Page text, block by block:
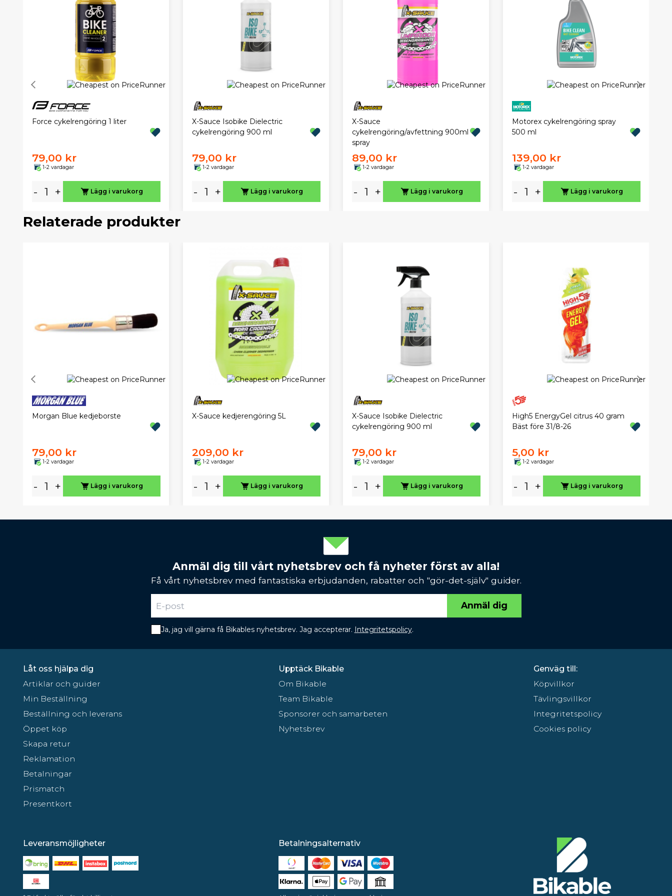
Force cykelrengöring 1 liter
79,00 kr
1-2 vardagar
- + Lägg i varukorg
X-Sauce Isobike Dielectric
cykelrengöring 900 ml
79,00 kr
1-2 vardagar
- + Lägg i varukorg
X-Sauce
cykelrengöring/avfettning 900ml
spray
89,00 kr
1-2 vardagar
- + Lägg i varukorg
Motorex cykelrengöring spray
500 ml
139,00 kr
1-2 vardagar
- + Lägg i varukorg
Relaterade produkter
Morgan Blue kedjeborste
79,00 kr
1-2 vardagar
- + Lägg i varukorg
X-Sauce kedjerengöring 5L
209,00 kr
1-2 vardagar
- + Lägg i varukorg
X-Sauce Isobike Dielectric
cykelrengöring 900 ml
79,00 kr
1-2 vardagar
- + Lägg i varukorg
High5 EnergyGel citrus 40 gram
Bäst före 31/8-26
5,00 kr
1-2 vardagar
- + Lägg i varukorg
Anmäl dig till vårt nyhetsbrev och få nyheter först av alla!
Få vårt nyhetsbrev med fantastiska erbjudanden, rabatter och "gör-det-själv" guider.
Anmäl dig
Ja, jag vill gärna få Bikables nyhetsbrev. Jag accepterar. Integritetspolicy.
Låt oss hjälpa dig
Artiklar och guider
Min Beställning
Beställning och leverans
Öppet köp
Skapa retur
Reklamation
Betalningar
Prismatch
Presentkort
Upptäck Bikable
Om Bikable
Team Bikable
Sponsorer och samarbeten
Nyhetsbrev
Genväg till:
Köpvillkor
Tävlingsvillkor
Integritetspolicy
Cookies policy
Leveransmöjligheter Betalningsalternativ